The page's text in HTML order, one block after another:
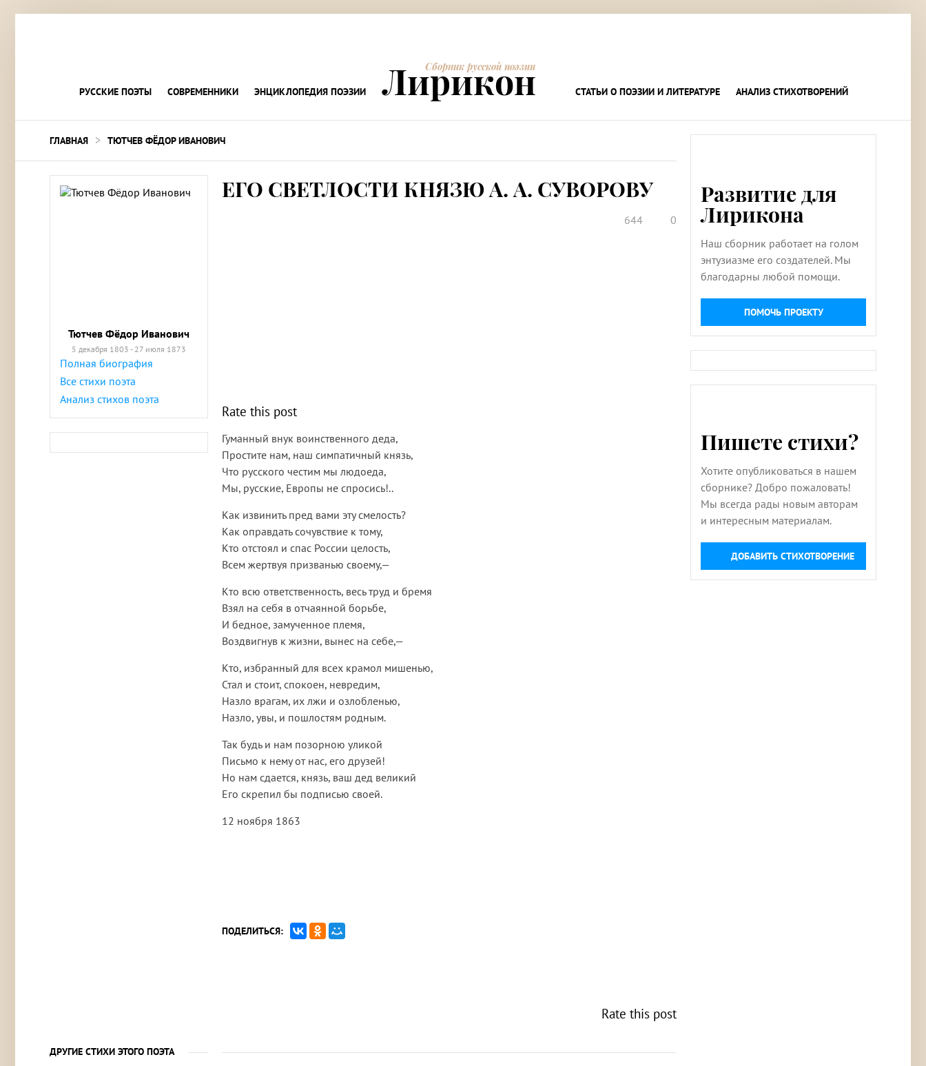
РУССКИЕ ПОЭТЫ СОВРЕМЕННИКИ ЭНЦИКЛОПЕДИЯ ПОЭЗИИ
Сборник русской поэзии
Лирикон СТАТЬИ О ПОЭЗИИ И ЛИТЕРАТУРЕ АНАЛИЗ СТИХОТВОРЕНИЙ
ГЛАВНАЯ > ТЮТЧЕВ ФЁДОР ИВАНОВИЧ
Тютчев Фёдор Иванович
5 декабря 1803 - 27 июля 1873
Полная биография
Все стихи поэта
Анализ стихов поэта
ЕГО СВЕТЛОСТИ КНЯЗЮ А. А. СУВОРОВУ
644 0
Rate this post
Гуманный внук воинственного деда,
Простите нам, наш симпатичный князь,
Что русского честим мы людоеда,
Мы, русские, Европы не спросись!..
Как извинить пред вами эту смелость?
Как оправдать сочувствие к тому,
Кто отстоял и спас России целость,
Всем жертвуя призванью своему,—
Кто всю ответственность, весь труд и бремя
Взял на себя в отчаянной борьбе,
И бедное, замученное племя,
Воздвигнув к жизни, вынес на себе,—
Кто, избранный для всех крамол мишенью,
Стал и стоит, спокоен, невредим,
Назло врагам, их лжи и озлобленью,
Назло, увы, и пошлостям родным.
Так будь и нам позорною уликой
Письмо к нему от нас, его друзей!
Но нам сдается, князь, ваш дед великий
Его скрепил бы подписью своей.
12 ноября 1863
ПОДЕЛИТЬСЯ:
Rate this post
ДРУГИЕ СТИХИ ЭТОГО ПОЭТА
Развитие для
Лирикона
Наш сборник работает на голом
энтузиазме его создателей. Мы
благодарны любой помощи.
ПОМОЧЬ ПРОЕКТУ
Пишете стихи?
Хотите опубликоваться в нашем
сборнике? Добро пожаловать!
Мы всегда рады новым авторам
и интересным материалам.
ДОБАВИТЬ СТИХОТВОРЕНИЕ